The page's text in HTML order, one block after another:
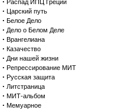
Распад ИПЦ Греции
· Царский путь
· Белое Дело
· Дело о Белом Деле
· Врангелиана
· Казачество
· Дни нашей жизни
· Репрессирование МИТ
· Русская защита
· Литстраница
· МИТ-альбом
· Мемуарное